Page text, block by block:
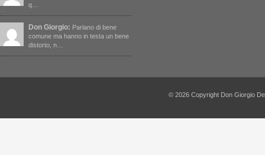
q…
Don Giorgio: Parlano di bene
comune ma hanno in testa un bene
distorto, n…
© 2026 Copyright Don Giorgio